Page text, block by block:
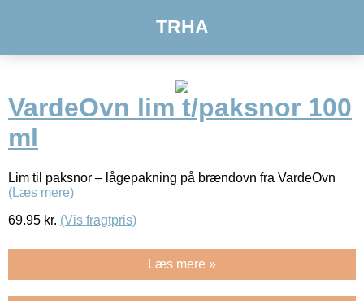
TRHA
VardeOvn lim t/paksnor 100
ml
Lim til paksnor – lågepakning på brændovn fra VardeOvn
(Læs mere)
69.95 kr. (Vis fragtpris)
Læs mere »